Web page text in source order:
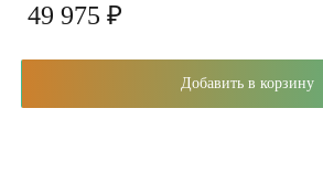
49 975 ₽
Добавить в корзину